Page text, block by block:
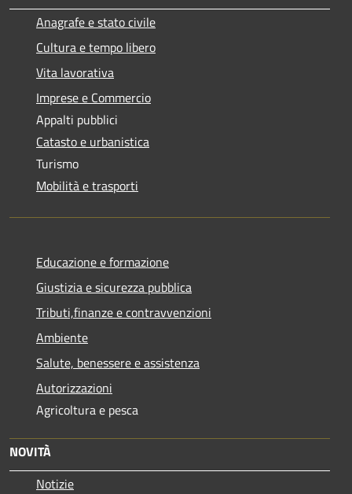
Anagrafe e stato civile
Cultura e tempo libero
Vita lavorativa
Imprese e Commercio
Appalti pubblici
Catasto e urbanistica
Turismo
Mobilità e trasporti
Educazione e formazione
Giustizia e sicurezza pubblica
Tributi,finanze e contravvenzioni
Ambiente
Salute, benessere e assistenza
Autorizzazioni
Agricoltura e pesca
NOVITÀ
Notizie